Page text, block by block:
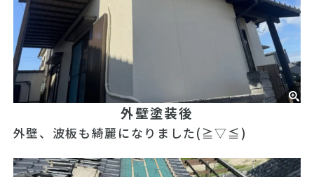
外壁塗装後
外壁、波板も綺麗になりました(≧▽≦)